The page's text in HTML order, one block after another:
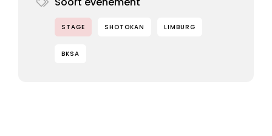
STAGE SHOTOKAN LIMBURG
BKSA